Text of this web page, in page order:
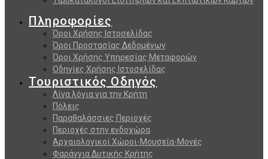
Πληροφορίες
Όροι Χρήσης Ιστοσελίδας
Όροι Προστασίας Δεδομένων
Όροι Χρήσης Υπηρεσίας Μεταφορών
Οδηγίες Χρήσης Ιστοσελίδας
Τουριστικός Οδηγός
Λίγα λόγια για την Κρήτη
Πόλεις
Παραθαλάσσιες Περιοχές
Περιοχές στην ενδοχώρα
Αρχαιολογικοί Χώροι-Μουσεία-Μονές
Φαράγγια Δυτικής Κρήτης